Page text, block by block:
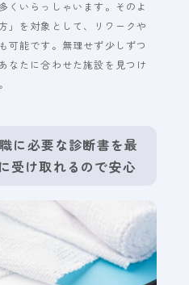
くいらっしゃいます。そのよ
」を対象として、リワークや
可能です。無理せず少しずつ
なたに合わせた施設を見つけ
に必要な診断書を最
受け取れるので安心